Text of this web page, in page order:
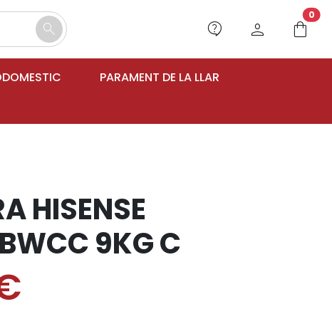
search contact_support person shopping_bag
0
PARAMENT DE LA LLAR
HISENSE
9KG C